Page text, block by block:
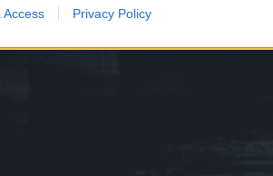
Access Privacy Policy